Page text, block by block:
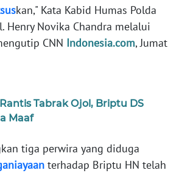
kan," Kata Kabid Humas Polda
Henry Novika Chandra melalui
CNN Indonesia.com, Jumat
Tabrak Ojol, Briptu DS
Maaf
tiga perwira yang diduga
terhadap Briptu HN telah